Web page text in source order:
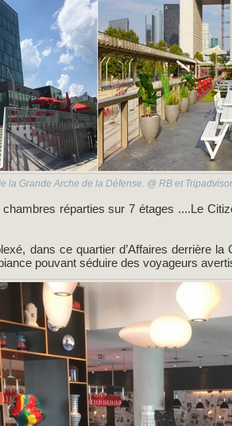
la Grande Arche de la Défense. @ RB et Tripadvisor
chambres réparties sur 7 étages ....Le
dans ce quartier d’Affaires derrière
pouvant séduire des voyageurs